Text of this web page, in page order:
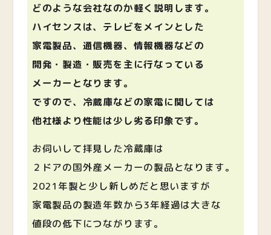
どのような会社なのか軽く説明します。
ハイセンスは、テレビをメインとした
家電製品、通信機器、情報機器などの
開発・製造・販売を主に行なっている
メーカーとなります。
ですので、冷蔵庫などの家電に関しては
他社様より性能は少し劣る印象です。
お伺いして拝見した冷蔵庫は
２ドアの国外産メーカーの製品となります。
2021年製と少し新しめだと思いますが
家電製品の製造年数から3年経過は大きな
値段の低下につながります。